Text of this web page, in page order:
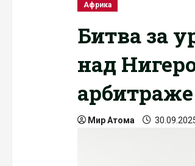
Африка
Битва за
над
арбитраже
Мир Атома